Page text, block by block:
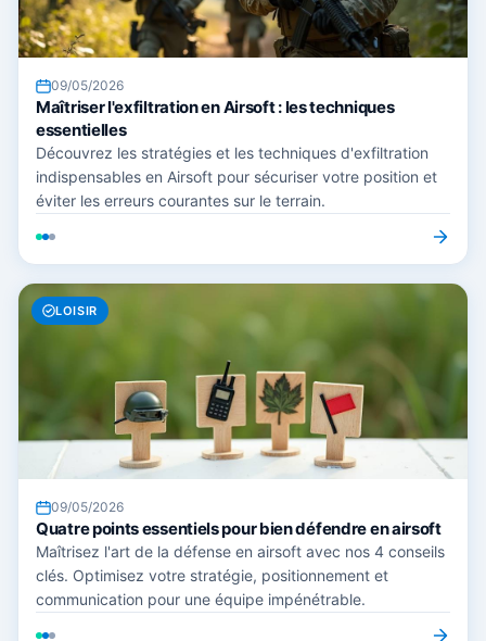
09/05/2026
Maîtriser l'exfiltration en Airsoft : les techniques
essentielles
Découvrez les stratégies et les techniques d'exfiltration
indispensables en Airsoft pour sécuriser votre position et
éviter les erreurs courantes sur le terrain.
LOISIR
09/05/2026
Quatre points essentiels pour bien défendre en airsoft
Maîtrisez l'art de la défense en airsoft avec nos 4 conseils
clés. Optimisez votre stratégie, positionnement et
communication pour une équipe impénétrable.